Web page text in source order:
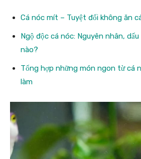
Cá nóc mít – Tuyệt đối không ăn
Ngộ độc cá nóc: Nguyên nhân,
nào?
Tổng hợp những món ngon từ cá
làm